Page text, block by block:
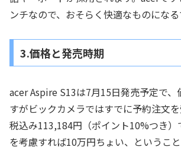
ンチなので、おそらく快適なものになる
3.価格と発売時期
acer Aspire S13は7月15日発売予定で、
すがビックカメラではすでに予約注文を
税込み113,184円（ポイント10%つき）
を考慮すれば10万円ちょい、というこ